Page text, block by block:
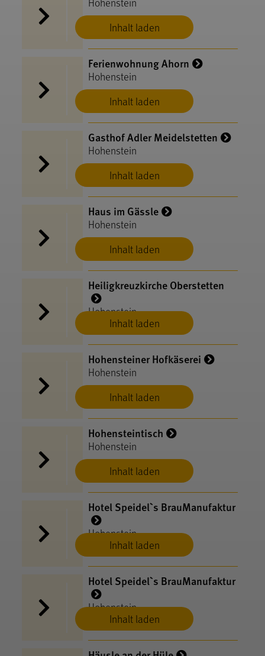
Inhalt laden
Inhalt laden
Ferienwohnung Ahorn
Hohenstein
Inhalt laden
Gasthof Adler Meidelstetten
Hohenstein
Inhalt laden
Haus im Gässle
Hohenstein
Inhalt laden
Heiligkreuzkirche Oberstetten
Hohenstein
Inhalt laden
Hohensteiner Hofkäserei
Hohenstein
Inhalt laden
Hohensteintisch
Hohenstein
Inhalt laden
Hotel Speidel`s BrauManufaktur
Hohenstein
Inhalt laden
Hotel Speidel`s BrauManufaktur
Hohenstein